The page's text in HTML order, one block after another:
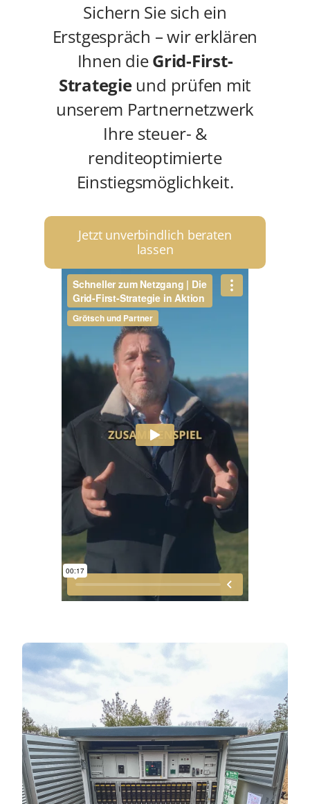
Sichern Sie sich ein
Erstgespräch – wir erklären
Ihnen dieGrid-First-
Strategieund prüfen mit
unserem Partnernetzwerk
Ihre steuer- &
renditeoptimierte
Einstiegsmöglichkeit.
Jetzt unverbindlich beraten
lassen